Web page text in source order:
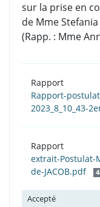
sur la prise en
de Mme Stefania
(Rapp. : Mme
Rapport
Rapport-
2023_8_10_43-
Rapport
extrait-Postulat-
de-JACOB.pdf
Accepté